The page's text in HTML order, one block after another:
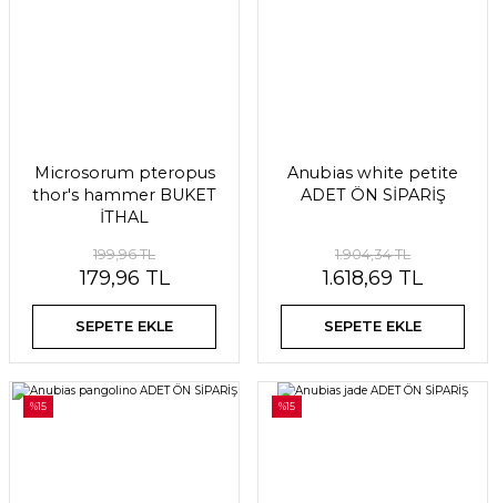
Microsorum pteropus
thor's hammer BUKET
İTHAL
199,96 TL
179,96 TL
SEPETE EKLE
Anubias white petite
ADET ÖN SİPARİŞ
1.904,34 TL
1.618,69 TL
SEPETE EKLE
%15 %15